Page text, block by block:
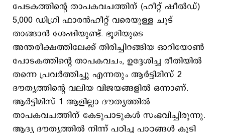
പേടകത്തിന്റെ താപകവചത്തിന് (ഹീറ്റ് ഷീൽഡ്)
5,000 ഡിഗ്രി ഫാരൻഹീറ്റ് വരെയുള്ള ചൂട്
താങ്ങാൻ ശേഷിയുണ്ട്. ഭൂമിയുടെ
അന്തരീക്ഷത്തിലേക്ക് തിരിച്ചിറങ്ങിയ ഓറിയോണ്‍
പോടകത്തിന്റെ താപകവചം, ഉദ്ദേശിച്ച രീതിയില്‍
തന്നെ പ്രവര്‍ത്തിച്ചു എന്നതും ആര്‍ട്ടിമിസ് 2
ദൗത്യത്തിന്റെ വലിയ വിജയങ്ങളില്‍ ഒന്നാണ്.
ആര്‍ട്ടിമിസ് 1 ആളില്ലാ ദൗത്യത്തില്‍
താപകവചത്തിന് കേടുപാടുകള്‍ സംഭവിച്ചിരുന്നു.
ആദ്യ ദൗത്യത്തില്‍ നിന്ന് പഠിച്ച പാഠങ്ങള്‍ കൂടി